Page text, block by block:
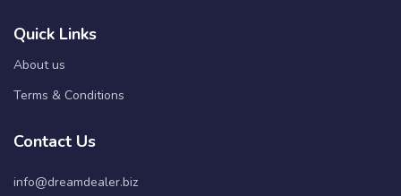
Quick Links
About us
Terms & Conditions
Contact Us
info@dreamdealer.biz